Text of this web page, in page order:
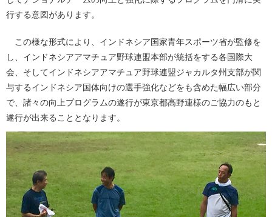
行する意図があります。
この様な形式により、インドネシア国家青年スポーツ省が監修を
し、インドネシアアマチュア野球連盟本部が統括をする各国際大
会、そしてインドネシアアマチュア野球連盟ジャカルタ州支部が関
与するインドネシア国体向けの選手強化などをも含めた幅広い部分
で、諸々の向上プログラムの遂行が東京都高野連様のご協力のもと
遂行が出来ることとなります。